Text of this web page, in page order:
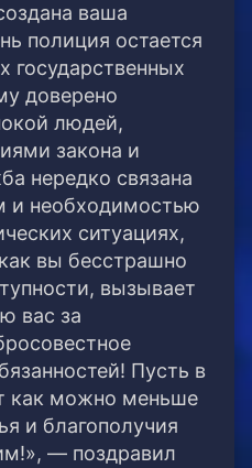
ваша
полиция остается
государственных
доверено
людей,
закона и
нередко связана
и необходимостью
ситуациях,
вы бесстрашно
вызывает
вас за
Пусть в
как можно меньше
и благополучия
— поздравил